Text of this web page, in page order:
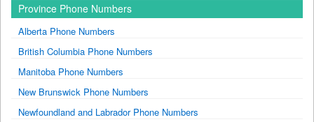
Province Phone Numbers
Alberta Phone Numbers
British Columbia Phone Numbers
Manitoba Phone Numbers
New Brunswick Phone Numbers
Newfoundland and Labrador Phone Numbers